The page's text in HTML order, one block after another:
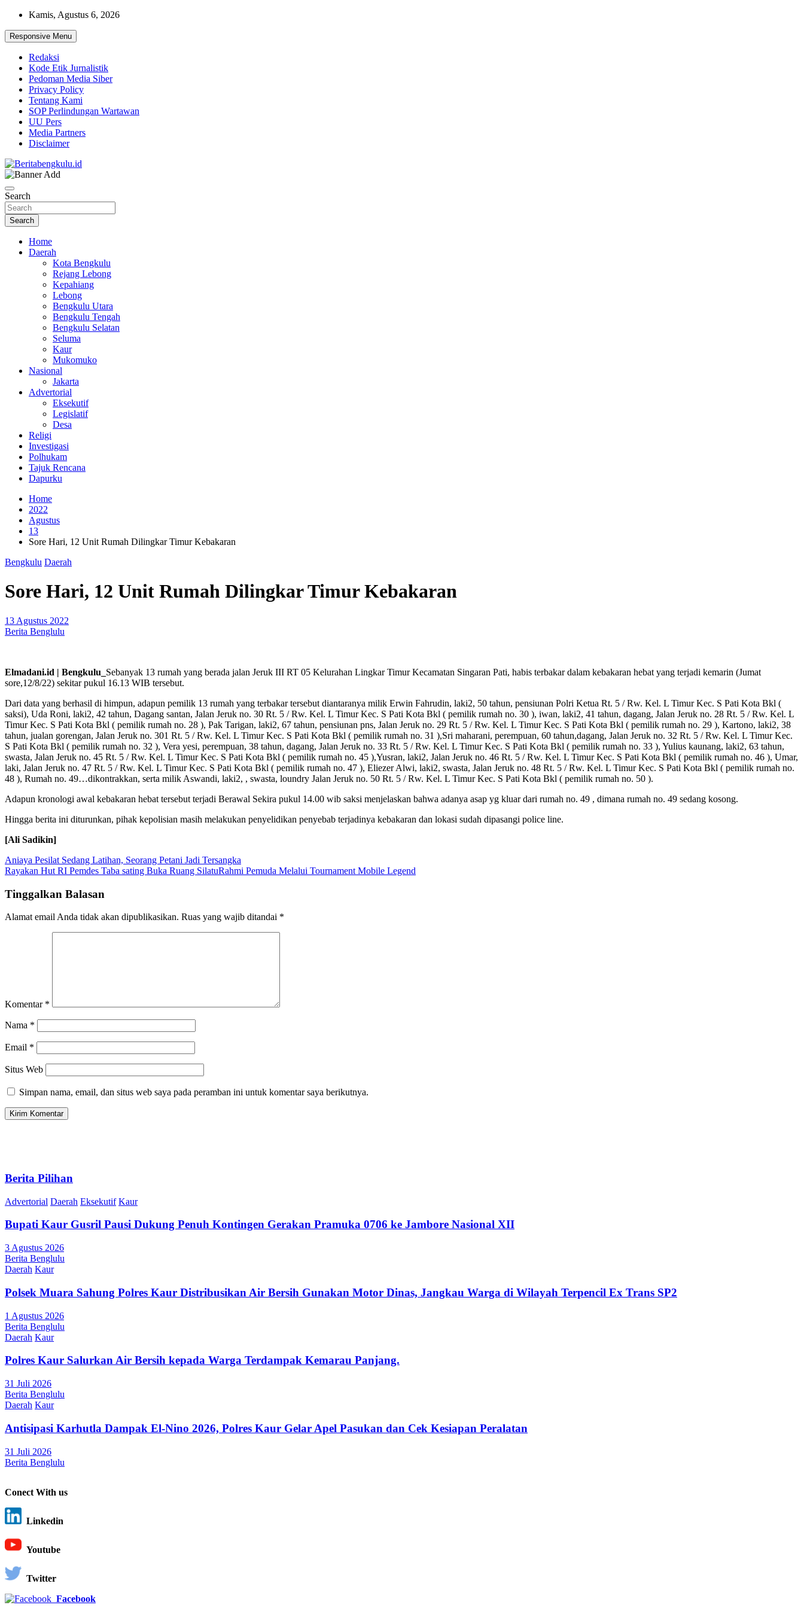
Skip
content
Kamis, Agustus 6, 2026
Responsive Menu
Redaksi
Kode Etik Jurnalistik
Pedoman Media Siber
Privacy Policy
Tentang Kami
SOP Perlindungan Wartawan
UU Pers
Media Partners
Disclaimer
Beritabengkulu.id
Search
Search
Home
Daerah
Kota Bengkulu
Rejang Lebong
Kepahiang
Lebong
Bengkulu Utara
Bengkulu Tengah
Bengkulu Selatan
Seluma
Kaur
Mukomuko
Nasional
Jakarta
Advertorial
Eksekutif
Legislatif
Desa
Religi
Investigasi
Polhukam
Tajuk Rencana
Dapurku
Home
2022
Agustus
13
Sore Hari, 12 Unit Rumah Dilingkar Timur Kebakaran
Bengkulu Daerah
Sore Hari, 12 Unit Rumah Dilingkar Timur Kebakaran
13 Agustus 2022
Berita Benglulu
Elmadani.id | Bengkulu_ Sebanyak 13 rumah yang berada jalan Jeruk III RT 05 Kelurahan Lingkar Timur Kecamatan Singaran Pati, habis terbakar dalam kebakaran hebat yang terjadi kemarin (Jumat
sore,12/8/22) sekitar pukul 16.13 WIB tersebut.
Dari data yang berhasil di himpun, adapun pemilik 13 rumah yang terbakar tersebut diantaranya milik Erwin Fahrudin, laki2, 50 tahun, pensiunan Polri Ketua Rt. 5 / Rw. Kel. L Timur Kec. S Pati Kota Bkl (
saksi), Uda Roni, laki2, 42 tahun, Dagang santan, Jalan Jeruk no. 30 Rt. 5 / Rw. Kel. L Timur Kec. S Pati Kota Bkl ( pemilik rumah no. 30 ), iwan, laki2, 41 tahun, dagang, Jalan Jeruk no. 28 Rt. 5 / Rw. Kel. L
Timur Kec. S Pati Kota Bkl ( pemilik rumah no. 28 ), Pak Tarigan, laki2, 67 tahun, pensiunan pns, Jalan Jeruk no. 29 Rt. 5 / Rw. Kel. L Timur Kec. S Pati Kota Bkl ( pemilik rumah no. 29 ), Kartono, laki2, 38
tahun, jualan gorengan, Jalan Jeruk no. 301 Rt. 5 / Rw. Kel. L Timur Kec. S Pati Kota Bkl ( pemilik rumah no. 31 ),Sri maharani, perempuan, 60 tahun,dagang, Jalan Jeruk no. 32 Rt. 5 / Rw. Kel. L Timur Kec.
S Pati Kota Bkl ( pemilik rumah no. 32 ), Vera yesi, perempuan, 38 tahun, dagang, Jalan Jeruk no. 33 Rt. 5 / Rw. Kel. L Timur Kec. S Pati Kota Bkl ( pemilik rumah no. 33 ), Yulius kaunang, laki2, 63 tahun,
swasta, Jalan Jeruk no. 45 Rt. 5 / Rw. Kel. L Timur Kec. S Pati Kota Bkl ( pemilik rumah no. 45 ),Yusran, laki2, Jalan Jeruk no. 46 Rt. 5 / Rw. Kel. L Timur Kec. S Pati Kota Bkl ( pemilik rumah no. 46 ), Umar,
laki, Jalan Jeruk no. 47 Rt. 5 / Rw. Kel. L Timur Kec. S Pati Kota Bkl ( pemilik rumah no. 47 ), Eliezer Alwi, laki2, swasta, Jalan Jeruk no. 48 Rt. 5 / Rw. Kel. L Timur Kec. S Pati Kota Bkl ( pemilik rumah no.
48 ), Rumah no. 49…dikontrakkan, serta milik Aswandi, laki2, , swasta, loundry Jalan Jeruk no. 50 Rt. 5 / Rw. Kel. L Timur Kec. S Pati Kota Bkl ( pemilik rumah no. 50 ).
Adapun kronologi awal kebakaran hebat tersebut terjadi Berawal Sekira pukul 14.00 wib saksi menjelaskan bahwa adanya asap yg kluar dari rumah no. 49 , dimana rumah no. 49 sedang kosong.
Hingga berita ini diturunkan, pihak kepolisian masih melakukan penyelidikan penyebab terjadinya kebakaran dan lokasi sudah dipasangi police line.
[Ali Sadikin]
Navigasi
pos
Aniaya Pesilat Sedang Latihan, Seorang Petani Jadi Tersangka
Rayakan Hut RI Pemdes Taba sating Buka Ruang SilatuRahmi Pemuda Melalui Tournament Mobile Legend
Tinggalkan Balasan
Alamat email Anda tidak akan dipublikasikan. Ruas yang wajib ditandai *
Komentar *
Nama *
Email *
Situs Web
Simpan nama, email, dan situs web saya pada peramban ini untuk komentar saya berikutnya.
Berita Pilihan
Advertorial Daerah Eksekutif Kaur
Bupati Kaur Gusril Pausi Dukung Penuh Kontingen Gerakan Pramuka 0706 ke Jambore Nasional XII
3 Agustus 2026
Berita Benglulu
Daerah Kaur
Polsek Muara Sahung Polres Kaur Distribusikan Air Bersih Gunakan Motor Dinas, Jangkau Warga di Wilayah Terpencil Ex Trans SP2
1 Agustus 2026
Berita Benglulu
Daerah Kaur
Polres Kaur Salurkan Air Bersih kepada Warga Terdampak Kemarau Panjang.
31 Juli 2026
Berita Benglulu
Daerah Kaur
Antisipasi Karhutla Dampak El-Nino 2026, Polres Kaur Gelar Apel Pasukan dan Cek Kesiapan Peralatan
31 Juli 2026
Berita Benglulu
Conect With us
Linkedin
Youtube
Twitter
Facebook